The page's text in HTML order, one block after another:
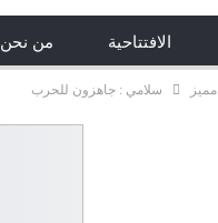
الافتتاحية من نحن
مميز سلامي : جاهزون للحرب